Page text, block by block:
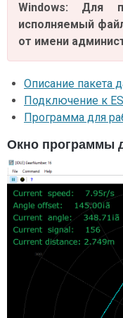
Windows: Для
исполняемый
от имени
Описание пакета
Подключение к
Программа для
Окно программы